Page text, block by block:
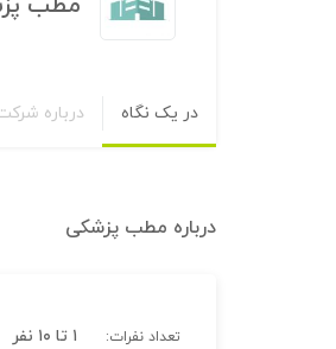
در یک نگاه درباره
درباره مطب پزشکی
تعداد نفرات: ۱ تا ۱۰ نفر